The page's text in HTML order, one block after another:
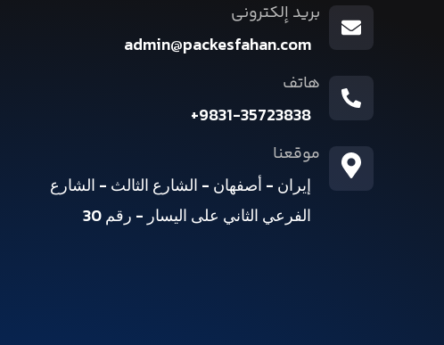
بريد إلكتروني
admin@packesfahan.com
هاتف
9831-35723838+
موقعنا
إيران - أصفهان - الشارع الثالث - الشارع
الفرعي الثاني على اليسار - رقم 30